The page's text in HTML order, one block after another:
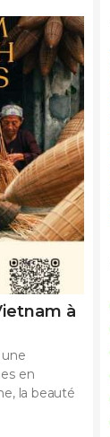
à
en
la beauté